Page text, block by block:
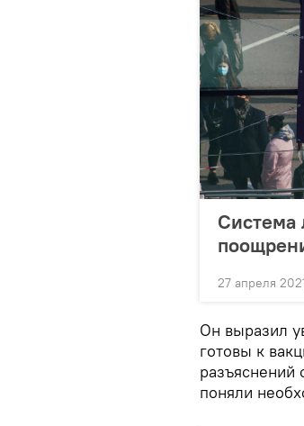
Система
27 апреля
Он выразил
готовы к
разъяснений
поняли